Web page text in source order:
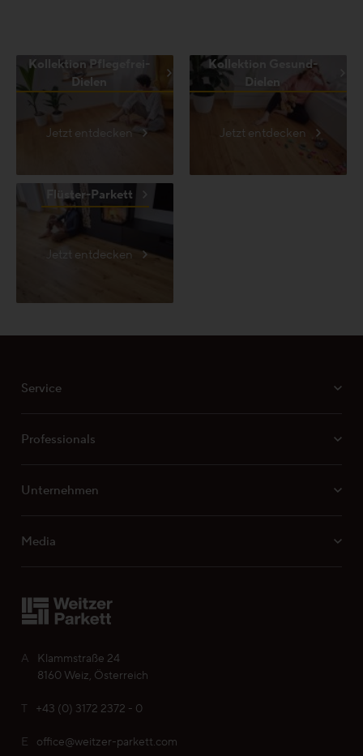
Kollektion Pflegefrei-
Dielen
Jetzt entdecken
Kollektion Gesund-
Dielen
Jetzt entdecken
Flüster-Parkett
Jetzt entdecken
A
Klammstraße 24
8160 Weiz, Österreich
T +43 (0) 3172 2372 - 0
E office@weitzer-parkett.com
Service
Professionals
Unternehmen
Media